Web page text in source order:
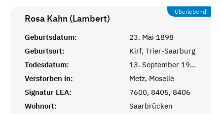
Überlebend
Rosa Kahn (Lambert)
Geburtsdatum:
23. Mai 1898
Geburtsort:
Kirf, Trier-Saarburg
Todesdatum:
13. September 1977
Verstorben in:
Metz, Moselle
Signatur LEA:
7600, 8405, 8406
Wohnort:
Saarbrücken